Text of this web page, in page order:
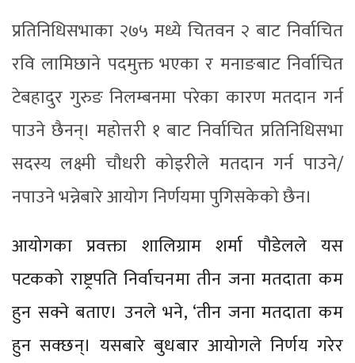
प्रतिनिधिसभाका २७५ मध्ये चितवन २ बाट निर्वाचित
रवि लामिछाने पदमुक्त भएका र मनाङबाट निर्वाचित
टेबहादुर गुरुङ निलम्बनमा परेका कारण मतदान गर्न
पाउने छैनन्।महोत्तरी १ बाट निर्वाचित प्रतिनिधिसभा
सदस्य लक्ष्मी चौधरी कोइरीले मतदान गर्न पाउने/
नपाउने भन्नेबारे आयोग निर्णयमा पुगिसकेको छैन।
आयोगका प्रवक्ता शालिग्राम शर्मा पौडेलले यस
पटकको राष्ट्रपति निर्वाचनमा तीन जना मतदाता कम
हुन सक्ने बताए। उनले भने, ‘तीन जना मतदाता कम
हुन सक्छन्। यसबारे बुधबार आयोगले निर्णय गरेर